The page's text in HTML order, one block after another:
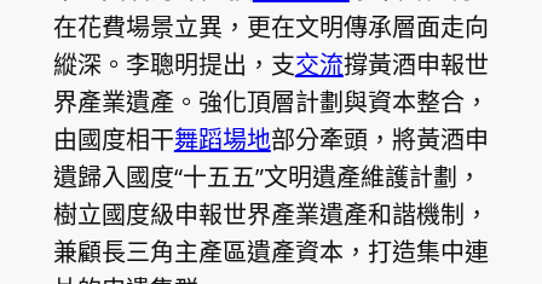
在花費場景立異，更在文明傳承層面走向
縱深。李聰明提出，支交流撐黃酒申報世
界產業遺產。強化頂層計劃與資本整合，
由國度相干舞蹈場地部分牽頭，將黃酒申
遺歸入國度“十五五”文明遺產維護計劃，
樹立國度級申報世界產業遺產和諧機制，
兼顧長三角主產區遺產資本，打造集中連